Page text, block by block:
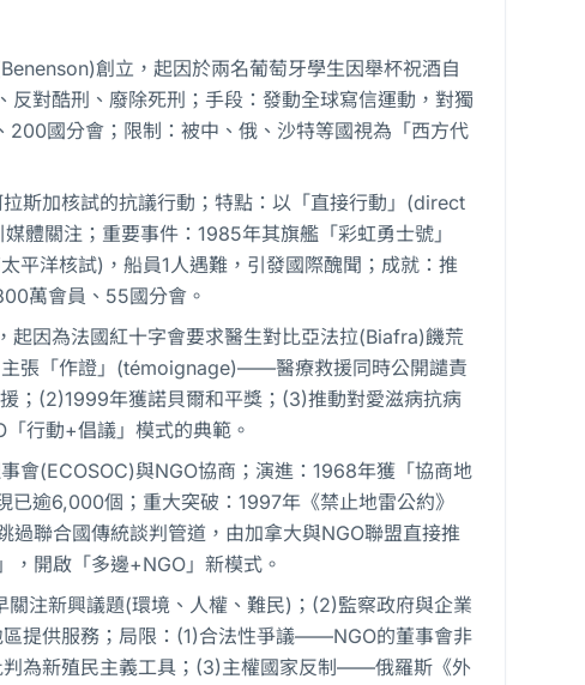
創立，起因於兩名葡萄牙學生因舉杯祝酒自
對酷刑、廢除死刑；手段：發動全球寫信運動，對獨
國分會；限制：被中、俄、沙特等國視為「西方代
斯加核試的抗議行動；特點：以「直接行動」(direct
關注；重要事件：1985年其旗艦「彩虹勇士號」
平洋核試)，船員1人遇難，引發國際醜聞；成就：推
萬會員、55國分會。
起因為法國紅十字會要求醫生對比亞法拉(Biafra)饑荒
張「作證」(témoignage)——醫療救援同時公開譴責
；(2)1999年獲諾貝爾和平獎；(3)推動對愛滋病抗病
行動+倡議」模式的典範。
會(ECOSOC)與NGO協商；演進：1968年獲「協商地
逾6,000個；重大突破：1997年《禁止地雷公約》
聯合國傳統談判管道，由加拿大與NGO聯盟直接推
，開啟「多邊+NGO」新模式。
注新興議題(環境、人權、難民)；(2)監察政府與企業
提供服務；局限：(1)合法性爭議——NGO的董事會非
為新殖民主義工具；(3)主權國家反制——俄羅斯《外